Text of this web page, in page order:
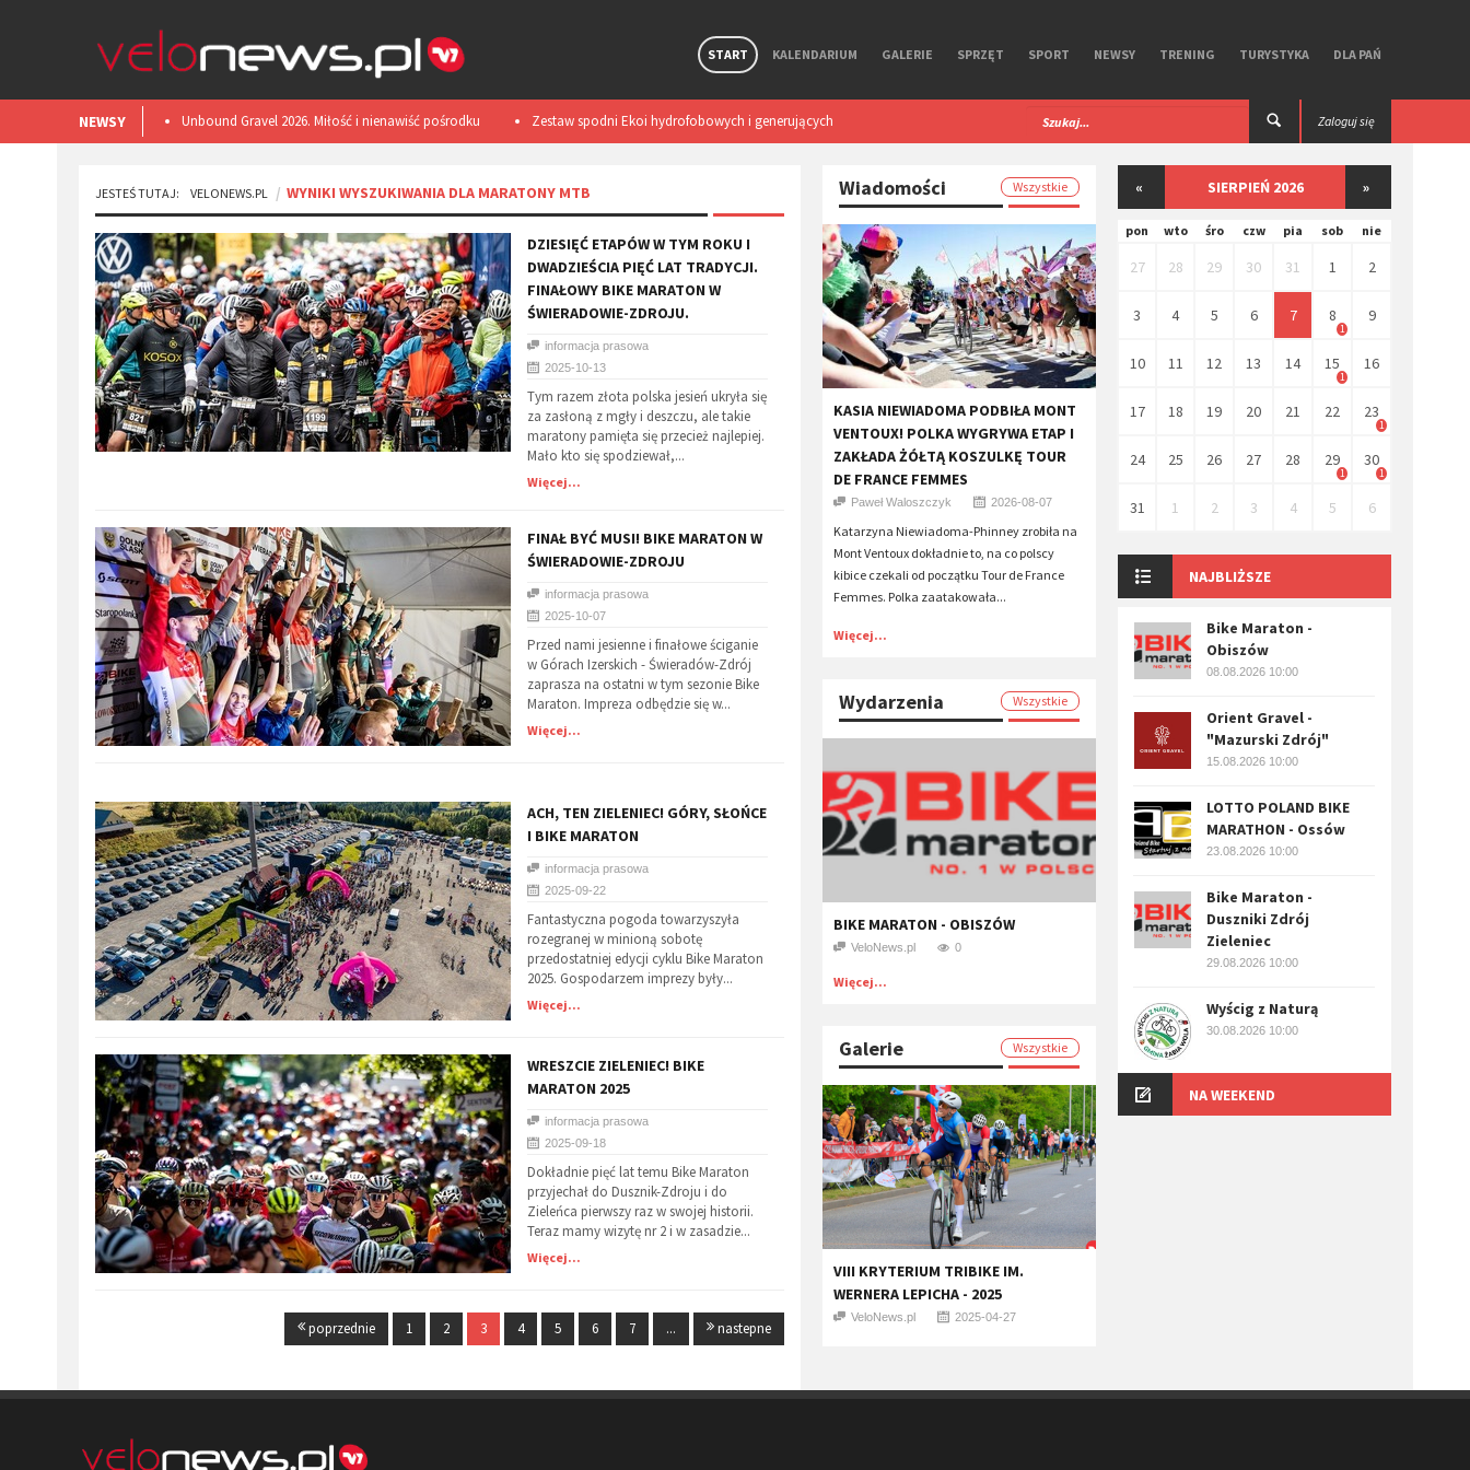
START KALENDARIUM GALERIE SPRZĘT SPORT NEWSY TRENING TURYSTYKA DLA PAŃ
NEWSY
​Unbound Gravel 2026. Miłość i nienawiść pośrodku
Kansas.
Zestaw spodni Ekoi hydrofobowych i generujących
ciepło podczas ruchu. Test
Smart light TL50 iGPSPORT. Test
Premierowy, symbiotyczny zestaw R
Ekoi.
Zaloguj się
JESTEŚ TUTAJ: VELONEWS.PL WYNIKI WYSZUKIWANIA DLA MARATONY MTB
DZIESIĘĆ ETAPÓW W TYM ROKU I
DWADZIEŚCIA PIĘĆ LAT TRADYCJI.
FINAŁOWY BIKE MARATON W
ŚWIERADOWIE-ZDROJU.
informacja prasowa
2025-10-13
Tym razem złota polska jesień ukryła się
za zasłoną z mgły i deszczu, ale takie
maratony pamięta się przecież najlepiej.
Mało kto się spodziewał,...
Więcej...
​FINAŁ BYĆ MUSI! BIKE MARATON W
ŚWIERADOWIE-ZDROJU
informacja prasowa
2025-10-07
Przed nami jesienne i finałowe ściganie
w Górach Izerskich - Świeradów-Zdrój
zaprasza na ostatni w tym sezonie Bike
Maraton. Impreza odbędzie się w...
Więcej...
​ACH, TEN ZIELENIEC! GÓRY, SŁOŃCE
I BIKE MARATON
informacja prasowa
2025-09-22
Fantastyczna pogoda towarzyszyła
rozegranej w minioną sobotę
przedostatniej edycji cyklu Bike Maraton
2025. Gospodarzem imprezy były...
Więcej...
​WRESZCIE ZIELENIEC! BIKE
MARATON 2025
informacja prasowa
2025-09-18
Dokładnie pięć lat temu Bike Maraton
przyjechał do Dusznik-Zdroju i do
Zieleńca pierwszy raz w swojej historii.
Teraz mamy wizytę nr 2 i w zasadzie...
Więcej...
poprzednie 1 2 3 4 5 6 7 ... nastepne
Wiadomości Wszystkie
KASIA NIEWIADOMA PODBIŁA MONT
VENTOUX! POLKA WYGRYWA ETAP I
ZAKŁADA ŻÓŁTĄ KOSZULKĘ TOUR
DE FRANCE FEMMES
Paweł Waloszczyk 2026-08-07
Katarzyna Niewiadoma-Phinney zrobiła na
Mont Ventoux dokładnie to, na co polscy
kibice czekali od początku Tour de France
Femmes. Polka zaatakowała...
Więcej...
Wydarzenia Wszystkie
BIKE MARATON - OBISZÓW
VeloNews.pl 0
Więcej...
Galerie Wszystkie
VIII KRYTERIUM TRIBIKE IM.
WERNERA LEPICHA - 2025
VeloNews.pl 2025-04-27
« SIERPIEŃ 2026 »
pon wto śro czw pia sob nie
27 28 29 30 31 1 2
3 4 5 6 7 8
1
9
10 11 12 13 14 15
1
16
17 18 19 20 21 22 23
1
24 25 26 27 28 29
1
30
1
31 1 2 3 4 5 6
NAJBLIŻSZE
Bike Maraton -
Obiszów
08.08.2026 10:00
Orient Gravel -
"Mazurski Zdrój"
15.08.2026 10:00
LOTTO POLAND BIKE
MARATHON - Ossów
23.08.2026 10:00
Bike Maraton -
Duszniki Zdrój
Zieleniec
29.08.2026 10:00
Wyścig z Naturą
30.08.2026 10:00
NA WEEKEND